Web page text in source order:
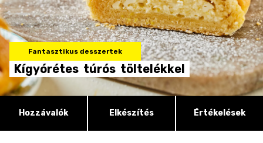
Fantasztikus desszertek
Kígyórétes túrós töltelékkel
Hozzávalók Elkészítés Értékelések